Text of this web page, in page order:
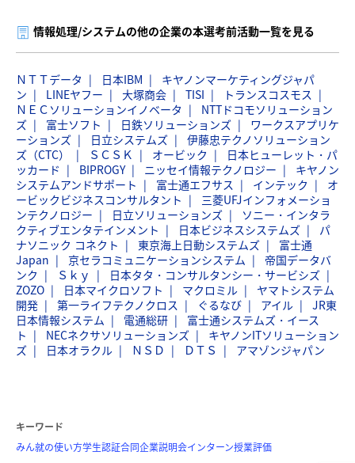
情報処理/システムの他の企業の本選考前活動一覧を見る
ＮＴＴデータ 日本IBM
キヤノンマーケティングジャパ
ン
LINEヤフー 大塚商会 TISI
トランスコスモス
ＮＥＣソリューションイノベータ
NTTドコモソリューション
ズ
富士ソフト 日鉄ソリューションズ
ワークスアプリケ
ーションズ
日立システムズ
伊藤忠テクノソリューション
ズ（CTC）
ＳＣＳＫ オービック
日本ヒューレット・パ
ッカード
BIPROGY ニッセイ情報テクノロジー
キヤノン
システムアンドサポート
富士通エフサス インテック
オ
ービックビジネスコンサルタント
三菱UFJインフォメーショ
ンテクノロジー
日立ソリューションズ
ソニー・インタラ
クティブエンタテインメント
日本ビジネスシステムズ
パ
ナソニック コネクト
東京海上日動システムズ
富士通
Japan
京セラコミュニケーションシステム
帝国データバ
ンク
Ｓｋｙ
日本タタ・コンサルタンシー・サービシズ
ZOZO
日本マイクロソフト マクロミル
ヤマトシステム
開発
第一ライフテクノクロス ぐるなび アイル
JR東
日本情報システム
電通総研
富士通システムズ・イース
ト
NECネクサソリューションズ
キヤノンITソリューション
ズ
日本オラクル ＮＳＤ ＤＴＳ アマゾンジャパン
キーワード
みん就の使い方学生認証合同企業説明会インターン授業評価